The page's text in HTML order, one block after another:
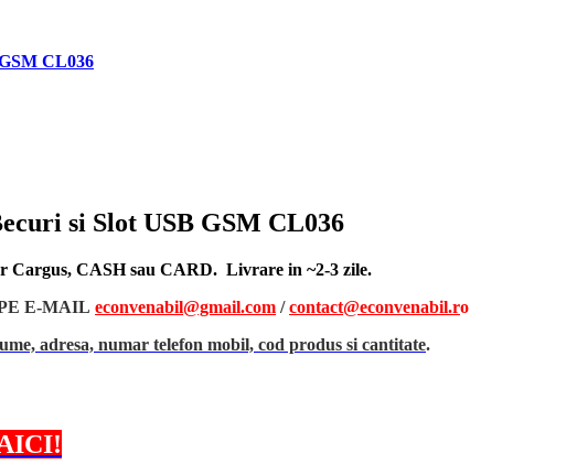
CL036
si Slot USB GSM CL036
Cargus, CASH sau CARD. Livrare in ~2-3 zile.
E-MAIL econvenabil@gmail.com /contact@econvenabil.ro
adresa, numar telefon mobil, cod produs si cantitate.